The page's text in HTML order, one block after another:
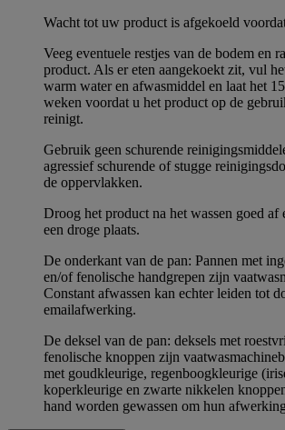
Wacht tot uw product is afgekoeld
Veeg eventuele restjes van de bodem en
product. Als er eten aangekoekt zit, vul
warm water en afwasmiddel en laat het
weken voordat u het product op de
reinigt.
Gebruik geen schurende
agressief schurende of stugge
de oppervlakken.
Droog het product na het wassen goed af
een droge plaats.
De onderkant van de pan: Pannen met
en/of fenolische handgrepen zijn
Constant afwassen kan echter leiden tot
emailafwerking.
De deksel van de pan: deksels met
fenolische knoppen zijn
met goudkleurige, regenboogkleurige
koperkleurige en zwarte nikkelen
hand worden gewassen om hun